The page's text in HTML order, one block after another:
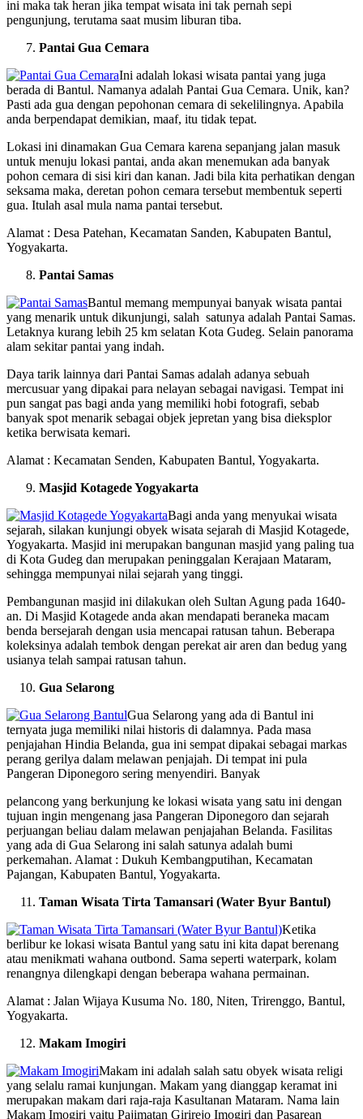
ini maka tak heran jika tempat wisata ini tak pernah sepi
pengunjung, terutama saat musim liburan tiba.
Pantai Gua Cemara
Ini adalah lokasi wisata pantai yang juga
berada di Bantul. Namanya adalah Pantai Gua Cemara. Unik, kan?
Pasti ada gua dengan pepohonan cemara di sekelilingnya. Apabila
anda berpendapat demikian, maaf, itu tidak tepat.
Lokasi ini dinamakan Gua Cemara karena sepanjang jalan masuk
untuk menuju lokasi pantai, anda akan menemukan ada banyak
pohon cemara di sisi kiri dan kanan. Jadi bila kita perhatikan dengan
seksama maka, deretan pohon cemara tersebut membentuk seperti
gua. Itulah asal mula nama pantai tersebut.
Alamat : Desa Patehan, Kecamatan Sanden, Kabupaten Bantul,
Yogyakarta.
Pantai Samas
Bantul memang mempunyai banyak wisata pantai
yang menarik untuk dikunjungi, salah satunya adalah Pantai Samas.
Letaknya kurang lebih 25 km selatan Kota Gudeg. Selain panorama
alam sekitar pantai yang indah.
Daya tarik lainnya dari Pantai Samas adalah adanya sebuah
mercusuar yang dipakai para nelayan sebagai navigasi. Tempat ini
pun sangat pas bagi anda yang memiliki hobi fotografi, sebab
banyak spot menarik sebagai objek jepretan yang bisa dieksplor
ketika berwisata kemari.
Alamat : Kecamatan Senden, Kabupaten Bantul, Yogyakarta.
Masjid Kotagede Yogyakarta
Bagi anda yang menyukai wisata
sejarah, silakan kunjungi obyek wisata sejarah di Masjid Kotagede,
Yogyakarta. Masjid ini merupakan bangunan masjid yang paling tua
di Kota Gudeg dan merupakan peninggalan Kerajaan Mataram,
sehingga mempunyai nilai sejarah yang tinggi.
Pembangunan masjid ini dilakukan oleh Sultan Agung pada 1640-
an. Di Masjid Kotagede anda akan mendapati beraneka macam
benda bersejarah dengan usia mencapai ratusan tahun. Beberapa
koleksinya adalah tembok dengan perekat air aren dan bedug yang
usianya telah sampai ratusan tahun.
Gua Selarong
Gua Selarong yang ada di Bantul ini
ternyata juga memiliki nilai historis di dalamnya. Pada masa
penjajahan Hindia Belanda, gua ini sempat dipakai sebagai markas
perang gerilya dalam melawan penjajah. Di tempat ini pula
Pangeran Diponegoro sering menyendiri. Banyak
pelancong yang berkunjung ke lokasi wisata yang satu ini dengan
tujuan ingin mengenang jasa Pangeran Diponegoro dan sejarah
perjuangan beliau dalam melawan penjajahan Belanda. Fasilitas
yang ada di Gua Selarong ini salah satunya adalah bumi
perkemahan. Alamat : Dukuh Kembangputihan, Kecamatan
Pajangan, Kabupaten Bantul, Yogyakarta.
Taman Wisata Tirta Tamansari (Water Byur Bantul)
Ketika
berlibur ke lokasi wisata Bantul yang satu ini kita dapat berenang
atau menikmati wahana outbond. Sama seperti waterpark, kolam
renangnya dilengkapi dengan beberapa wahana permainan.
Alamat : Jalan Wijaya Kusuma No. 180, Niten, Trirenggo, Bantul,
Yogyakarta.
Makam Imogiri
Makam ini adalah salah satu obyek wisata religi
yang selalu ramai kunjungan. Makam yang dianggap keramat ini
merupakan makam dari raja-raja Kasultanan Mataram. Nama lain
Makam Imogiri yaitu Pajimatan Girirejo Imogiri dan Pasarean